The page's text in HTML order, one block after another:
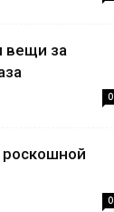
вещи за
0
0